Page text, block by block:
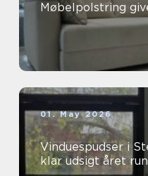
Møbelpolstring
01. May 2026
Vinduespudser i
klar udsigt året